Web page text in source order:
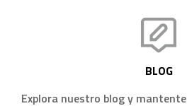
BLOG
Explora nuestro blog y